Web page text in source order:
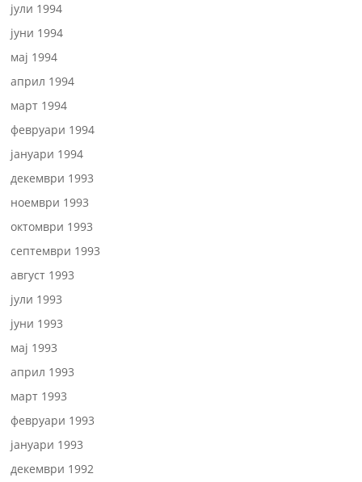
јули 1994
јуни 1994
мај 1994
април 1994
март 1994
февруари 1994
јануари 1994
декември 1993
ноември 1993
октомври 1993
септември 1993
август 1993
јули 1993
јуни 1993
мај 1993
април 1993
март 1993
февруари 1993
јануари 1993
декември 1992